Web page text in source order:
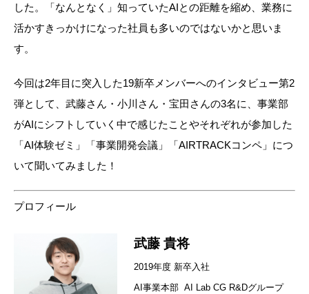
した。「なんとなく」知っていたAIとの距離を縮め、業務に
活かすきっかけになった社員も多いのではないかと思いま
す。
今回は2年目に突入した19新卒メンバーへのインタビュー第2
弾として、武藤さん・小川さん・宝田さんの3名に、事業部
がAIにシフトしていく中で感じたことやそれぞれが参加した
「AI体験ゼミ」「事業開発会議」「AIRTRACKコンペ」につ
いて聞いてみました！
プロフィール
武藤 貴将
2019年度 新卒入社
AI事業本部 AI Lab CG R&Dグループ